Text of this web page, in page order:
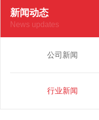
新闻动态
News updates
公司新闻
行业新闻